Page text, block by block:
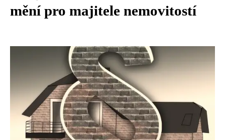
mění pro majitele nemovitostí